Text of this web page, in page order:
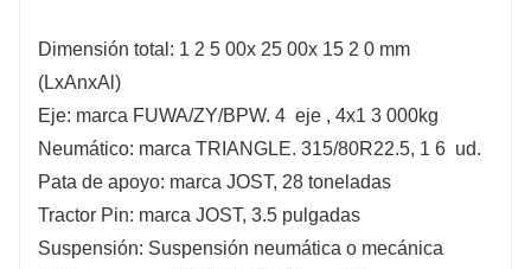
Dimensión total: 1 2 5 00x 25 00x 15 2 0 mm
(LxAnxAl)
Eje: marca FUWA/ZY/BPW. 4 eje , 4x1 3 000kg
Neumático: marca TRIANGLE. 315/80R22.5, 1 6 ud.
Pata de apoyo: marca JOST, 28 toneladas
Tractor Pin: marca JOST, 3.5 pulgadas
Suspensión: Suspensión neumática o mecánica